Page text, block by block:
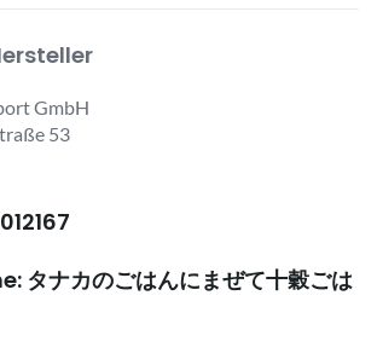
GmbH
53
タナカのごはんにまぜて十穀ごは